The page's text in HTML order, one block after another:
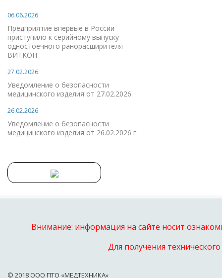
06.06.2026
Предприятие впервые в России
приступило к серийному выпуску
одностоечного ранорасширителя
ВИТКОН
27.02.2026
Уведомление о безопасности
медицинского изделия от 27.02.2026
26.02.2026
Уведомление о безопасности
медицинского изделия от 26.02.2026 г.
Внимание: информация на сайте носит
Для получения
© 2018 OOO ПТО «МЕДТЕХНИКА»